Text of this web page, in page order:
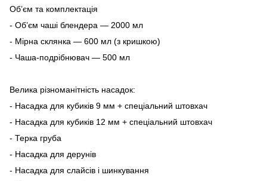
Об’єм та комплектація
- Об’єм чаші блендера — 2000 мл
- Мірна склянка — 600 мл (з кришкою)
- Чаша-подрібнювач — 500 мл
Велика різноманітність насадок:
- Насадка для кубиків 9 мм + спеціальний штовхач
- Насадка для кубиків 12 мм + спеціальний штовхач
- Терка груба
- Насадка для дерунів
- Насадка для слайсів і шинкування